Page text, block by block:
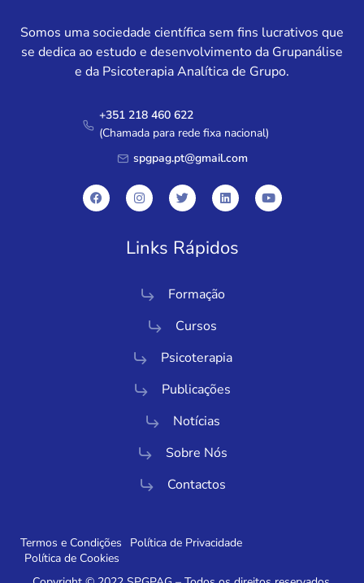
Somos uma sociedade científica sem fins lucrativos que
se dedica ao estudo e desenvolvimento da Grupanálise
e da Psicoterapia Analítica de Grupo.
+351 218 460 622
(Chamada para rede fixa nacional)
spgpag.pt@gmail.com
Links Rápidos
Formação
Cursos
Psicoterapia
Publicações
Notícias
Sobre Nós
Contactos
Termos e Condições
Política de Privacidade
Política de Cookies